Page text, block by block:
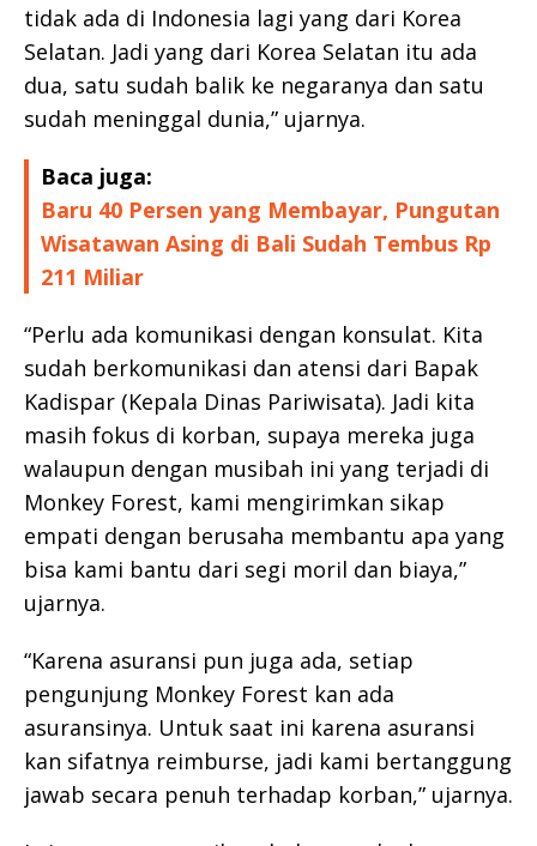
tidak ada di Indonesia lagi yang dari Korea
Selatan. Jadi yang dari Korea Selatan itu ada
dua, satu sudah balik ke negaranya dan satu
sudah meninggal dunia,” ujarnya.
Baca juga:
Baru 40 Persen yang Membayar, Pungutan
Wisatawan Asing di Bali Sudah Tembus Rp
211 Miliar
“Perlu ada komunikasi dengan konsulat. Kita
sudah berkomunikasi dan atensi dari Bapak
Kadispar (Kepala Dinas Pariwisata). Jadi kita
masih fokus di korban, supaya mereka juga
walaupun dengan musibah ini yang terjadi di
Monkey Forest, kami mengirimkan sikap
empati dengan berusaha membantu apa yang
bisa kami bantu dari segi moril dan biaya,”
ujarnya.
“Karena asuransi pun juga ada, setiap
pengunjung Monkey Forest kan ada
asuransinya. Untuk saat ini karena asuransi
kan sifatnya reimburse, jadi kami bertanggung
jawab secara penuh terhadap korban,” ujarnya.